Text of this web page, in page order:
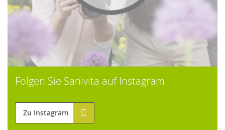
Folgen Sie Sanivita auf Instagram
Zu Instagram